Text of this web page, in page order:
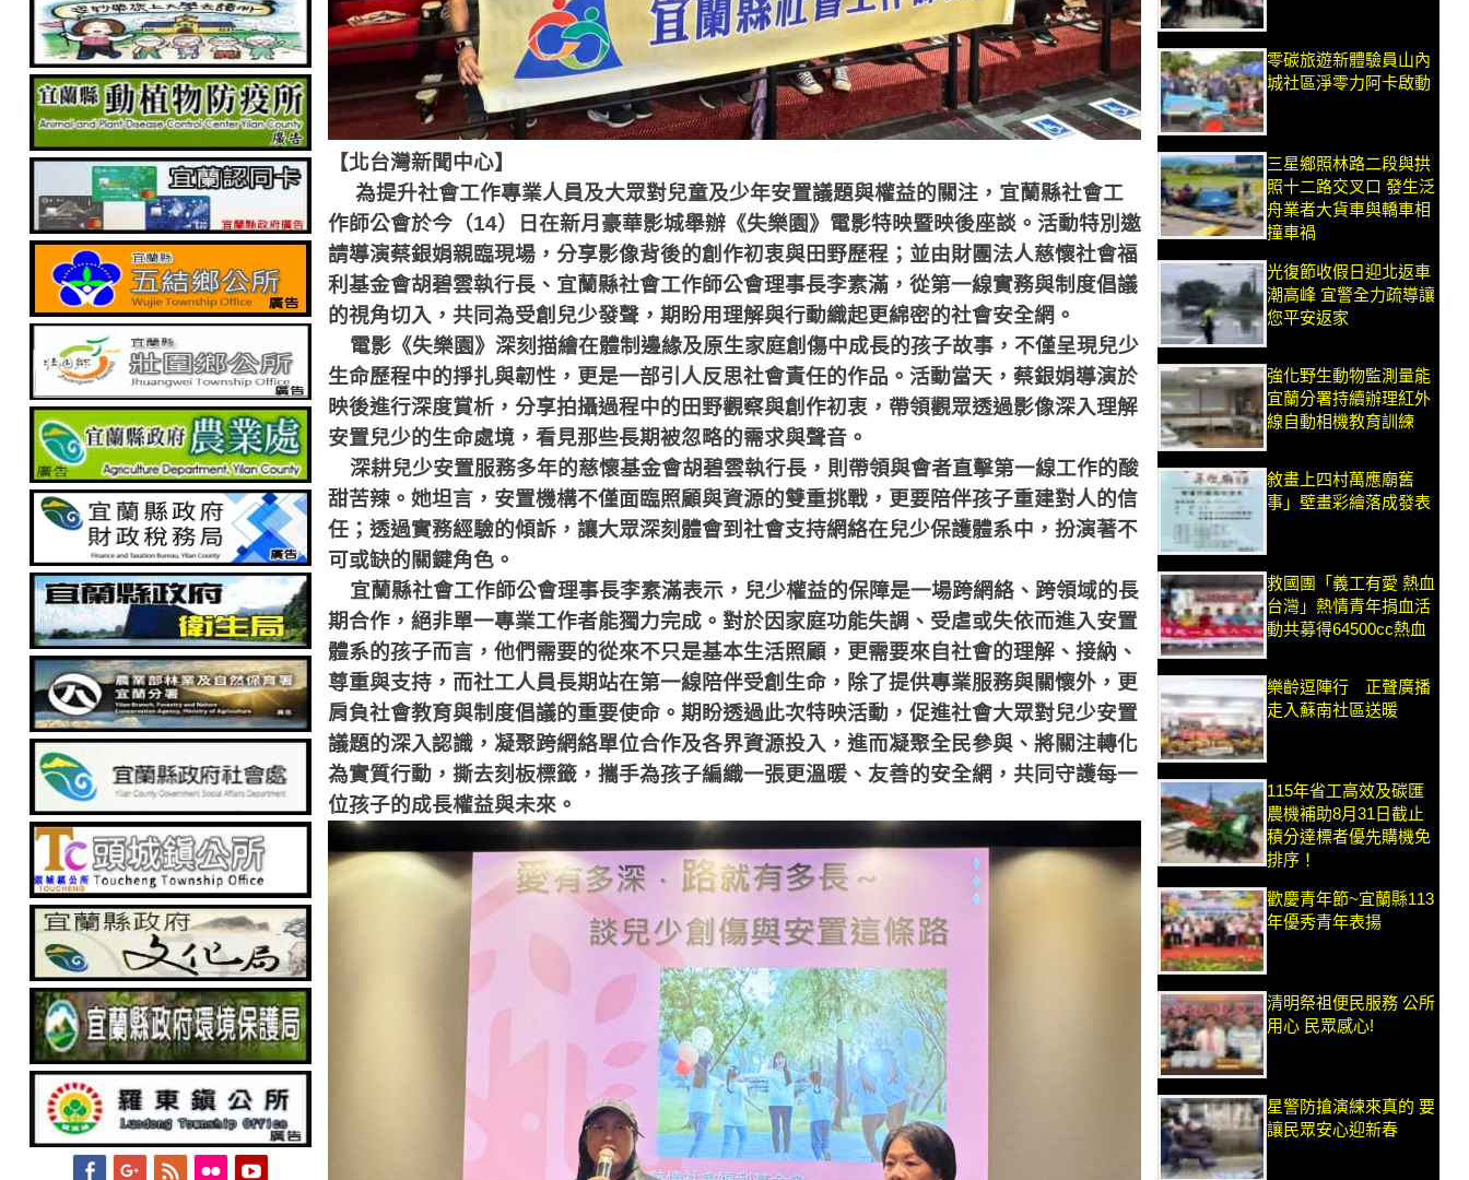
【北台灣新聞中心】
為提升社會工作專業人員及大眾對兒童及少年安置議題與權益的關注，宜蘭縣社會工
作師公會於今（14）日在新月豪華影城舉辦《失樂園》電影特映暨映後座談。活動特別邀
請導演蔡銀娟親臨現場，分享影像背後的創作初衷與田野歷程；並由財團法人慈懷社會福
利基金會胡碧雲執行長、宜蘭縣社會工作師公會理事長李素滿，從第一線實務與制度倡議
的視角切入，共同為受創兒少發聲，期盼用理解與行動織起更綿密的社會安全網。
電影《失樂園》深刻描繪在體制邊緣及原生家庭創傷中成長的孩子故事，不僅呈現兒少
生命歷程中的掙扎與韌性，更是一部引人反思社會責任的作品。活動當天，蔡銀娟導演於
映後進行深度賞析，分享拍攝過程中的田野觀察與創作初衷，帶領觀眾透過影像深入理解
安置兒少的生命處境，看見那些長期被忽略的需求與聲音。
深耕兒少安置服務多年的慈懷基金會胡碧雲執行長，則帶領與會者直擊第一線工作的酸
甜苦辣。她坦言，安置機構不僅面臨照顧與資源的雙重挑戰，更要陪伴孩子重建對人的信
任；透過實務經驗的傾訴，讓大眾深刻體會到社會支持網絡在兒少保護體系中，扮演著不
可或缺的關鍵角色。
宜蘭縣社會工作師公會理事長李素滿表示，兒少權益的保障是一場跨網絡、跨領域的長
期合作，絕非單一專業工作者能獨力完成。對於因家庭功能失調、受虐或失依而進入安置
體系的孩子而言，他們需要的從來不只是基本生活照顧，更需要來自社會的理解、接納、
尊重與支持，而社工人員長期站在第一線陪伴受創生命，除了提供專業服務與關懷外，更
肩負社會教育與制度倡議的重要使命。期盼透過此次特映活動，促進社會大眾對兒少安置
議題的深入認識，凝聚跨網絡單位合作及各界資源投入，進而凝聚全民參與、將關注轉化
為實質行動，撕去刻板標籤，攜手為孩子編織一張更溫暖、友善的安全網，共同守護每一
位孩子的成長權益與未來。
零碳旅遊新體驗員山內
城社區淨零力阿卡啟動
三星鄉照林路二段與拱
照十二路交叉口 發生泛
舟業者大貨車與轎車相
撞車禍
光復節收假日迎北返車
潮高峰 宜警全力疏導讓
您平安返家
強化野生動物監測量能
宜蘭分署持續辦理紅外
線自動相機教育訓練
敘畫上四村萬應廟舊
事」壁畫彩繪落成發表
救國團「義工有愛 熱血
台灣」熱情青年捐血活
動共募得64500cc熱血
樂齡逗陣行 正聲廣播
走入蘇南社區送暖
115年省工高效及碳匯
農機補助8月31日截止
積分達標者優先購機免
排序！
歡慶青年節~宜蘭縣113
年優秀青年表揚
清明祭祖便民服務 公所
用心 民眾感心!
星警防搶演練來真的 要
讓民眾安心迎新春
FacebookGoogleplus
FeedFlickrYouTube